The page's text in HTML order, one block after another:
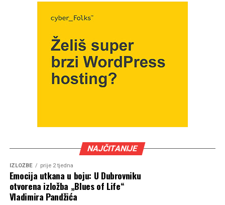
NAJČITANIJE
IZLOŽBE prije 2 tjedna
Emocija utkana u boju: U Dubrovniku
otvorena izložba „Blues of Life“
Vladimira Pandžića